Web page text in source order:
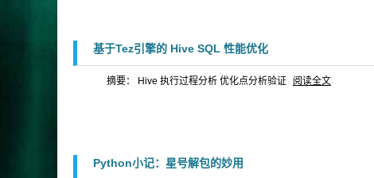
基于Tez引擎的 Hive SQL 性能优化
摘要： Hive 执行过程分析 优化点分析验证 阅读全文
Python小记：星号解包的妙用